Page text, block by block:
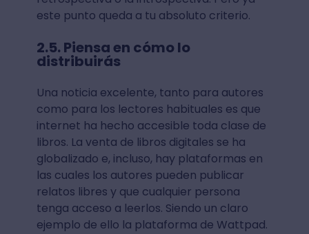
este punto queda a tu absoluto criterio.
2.5. Piensa en cómo lo
distribuirás
Una noticia excelente, tanto para autores
como para los lectores habituales es que
internet ha hecho accesible toda clase de
libros. La venta de libros digitales se ha
globalizado e, incluso, hay plataformas en
las cuales los autores pueden publicar
relatos libres y que cualquier persona
tenga acceso a leerlos. Siendo un claro
ejemplo de ello la plataforma de Wattpad.